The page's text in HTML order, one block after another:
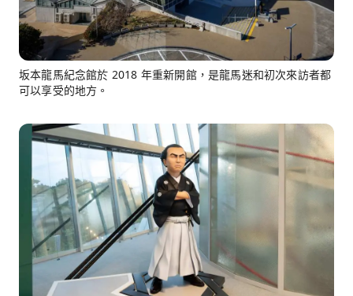
坂本龍馬紀念館於 2018 年重新開館，是龍馬迷和初次來訪者都
可以享受的地方。